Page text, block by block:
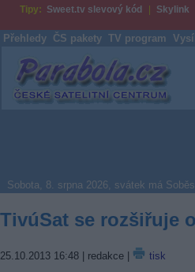
Tipy: Sweet.tv slevový kód Skylink
Přehledy ČS pakety TV program
Parabola.cz
Sobota, 8. srpna 2026, svátek má
TivúSat se rozšiřuje
25.10.2013 16:48 | redakce | tisk